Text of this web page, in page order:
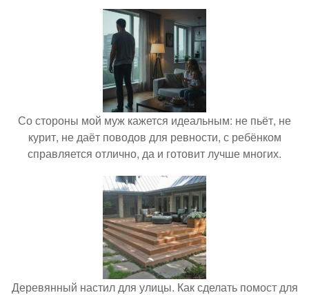
Со стороны мой муж кажется идеальным: не пьёт, не
курит, не даёт поводов для ревности, с ребёнком
справляется отлично, да и готовит лучше многих.
Деревянный настил для улицы. Как сделать помост для